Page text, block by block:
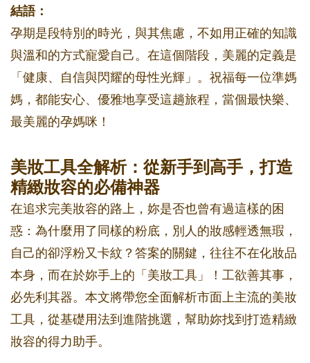
結語：
孕期是段特別的時光，與其焦慮，不如用正確的知識
與溫和的方式寵愛自己。在這個階段，美麗的定義是
「健康、自信與閃耀的母性光輝」。祝福每一位準媽
媽，都能安心、優雅地享受這趟旅程，當個最快樂、
最美麗的孕媽咪！
美妝工具全解析：從新手到高手，打造
精緻妝容的必備神器
在追求完美妝容的路上，妳是否也曾有過這樣的困
惑：為什麼用了同樣的粉底，別人的妝感輕透無瑕，
自己的卻浮粉又卡紋？答案的關鍵，往往不在化妝品
本身，而在於妳手上的「美妝工具」！工欲善其事，
必先利其器。本文將帶您全面解析市面上主流的美妝
工具，從基礎用法到進階挑選，幫助妳找到打造精緻
妝容的得力助手。